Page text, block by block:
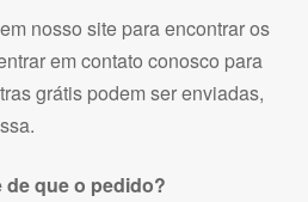
nosso site para encontrar os
em contato conosco para
grátis podem ser enviadas,
de que o pedido?